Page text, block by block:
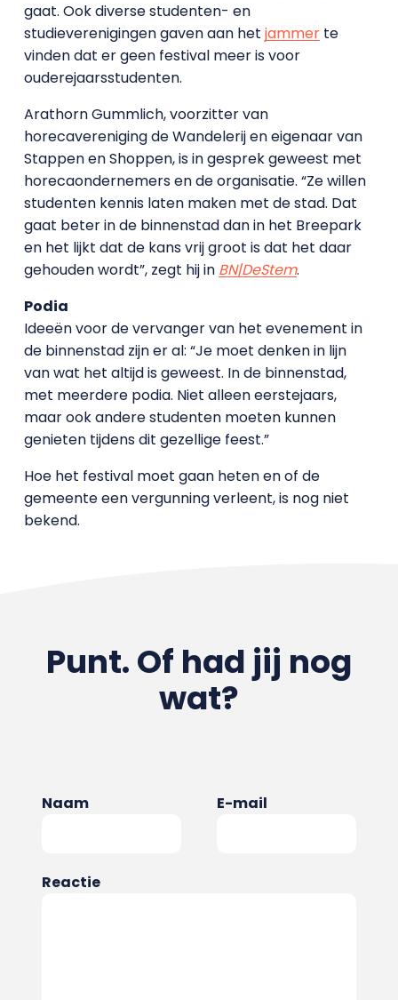
gaat. Ook diverse studenten- en
studieverenigingen gaven aan het jammerte
vinden dat er geen festival meer is voor
ouderejaarsstudenten.
Arathorn Gummlich, voorzitter van
horecavereniging de Wandelerij en eigenaar van
Stappen en Shoppen, is in gesprek geweest met
horecaondernemers en de organisatie. “Ze willen
studenten kennis laten maken met de stad. Dat
gaat beter in de binnenstad dan in het Breepark
en het lijkt dat de kans vrij groot is dat het daar
gehouden wordt”, zegt hij in BN|DeStem.
Podia
Ideeën voor de vervanger van het evenement in
de binnenstad zijn er al: “Je moet denken in lijn
van wat het altijd is geweest. In de binnenstad,
met meerdere podia. Niet alleen eerstejaars,
maar ook andere studenten moeten kunnen
genieten tijdens dit gezellige feest.”
Hoe het festival moet gaan heten en of de
gemeente een vergunning verleent, is nog niet
bekend.
Punt. Of had jij nog
wat?
Naam E-mail
Reactie